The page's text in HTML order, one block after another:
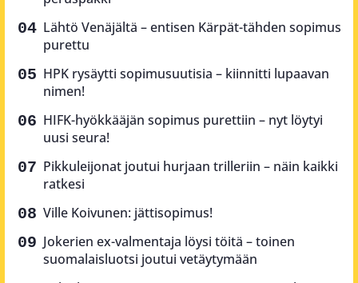
Lähtö Venäjältä – entisen Kärpät-tähden sopimus
purettu
HPK rysäytti sopimusuutisia – kiinnitti lupaavan
nimen!
HIFK-hyökkääjän sopimus purettiin – nyt löytyi
uusi seura!
Pikkuleijonat joutui hurjaan trilleriin – näin kaikki
ratkesi
Ville Koivunen: jättisopimus!
Jokerien ex-valmentaja löysi töitä – toinen
suomalaisluotsi joutui vetäytymään